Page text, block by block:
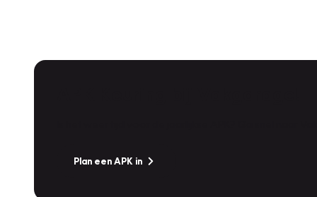
Plan een APK in